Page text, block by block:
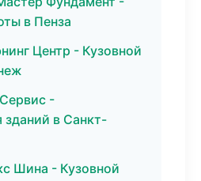
в Пенза
Центр - Кузовной
-
зданий в Санкт-
Шина - Кузовной